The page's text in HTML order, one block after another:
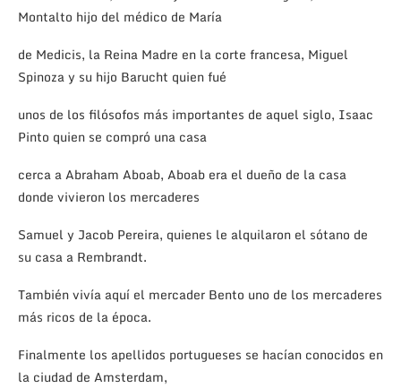
Montalto hijo del médico de María
de Medicis, la Reina Madre en la corte francesa, Miguel
Spinoza y su hijo Barucht quien fué
unos de los filósofos más importantes de aquel siglo, Isaac
Pinto quien se compró una casa
cerca a Abraham Aboab, Aboab era el dueño de la casa
donde vivieron los mercaderes
Samuel y Jacob Pereira, quienes le alquilaron el sótano de
su casa a Rembrandt.
También vivía aquí el mercader Bento uno de los mercaderes
más ricos de la época.
Finalmente los apellidos portugueses se hacían conocidos en
la ciudad de Amsterdam,